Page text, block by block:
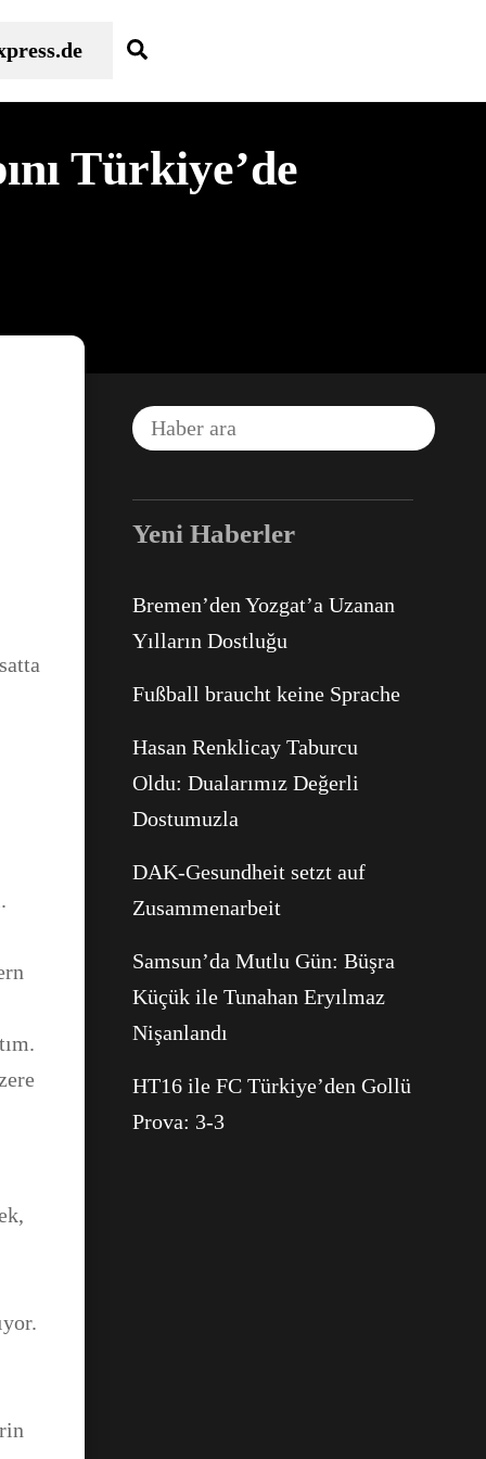
Türkiye’de
Yeni Haberler
Bremen’den Yozgat’a Uzanan
Yılların Dostluğu
Fußball braucht keine Sprache
Hasan Renklicay Taburcu
Oldu: Dualarımız Değerli
Dostumuzla
DAK-Gesundheit setzt auf
Zusammenarbeit
Samsun’da Mutlu Gün: Büşra
Küçük ile Tunahan Eryılmaz
Nişanlandı
HT16 ile FC Türkiye’den Gollü
Prova: 3-3